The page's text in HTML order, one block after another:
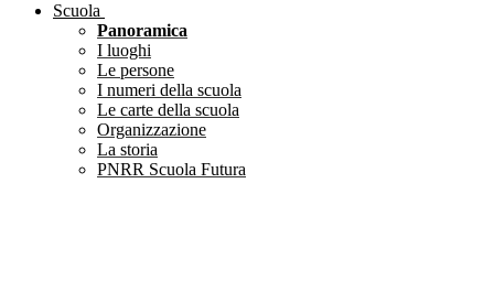
Scuola
Panoramica
I luoghi
Le persone
I numeri della scuola
Le carte della scuola
Organizzazione
La storia
PNRR Scuola Futura